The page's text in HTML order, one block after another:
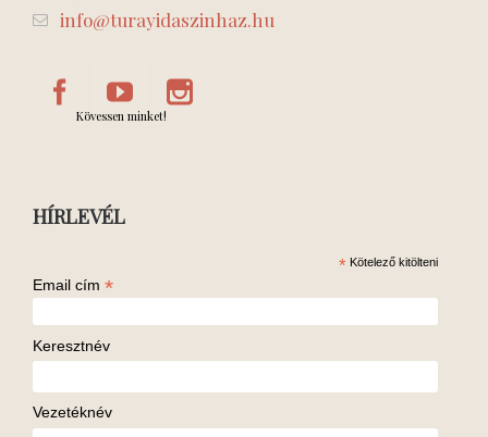
info@turayidaszinhaz.hu
Kövessen minket!
HÍRLEVÉL
* Kötelező kitölteni
Email cím *
Keresztnév
Vezetéknév